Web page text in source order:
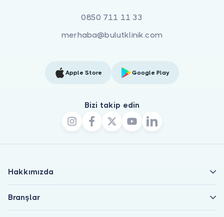
0850 711 11 33
merhaba@bulutklinik.com
Apple Store Google Play
Bizi takip edin
Hakkımızda
Branşlar